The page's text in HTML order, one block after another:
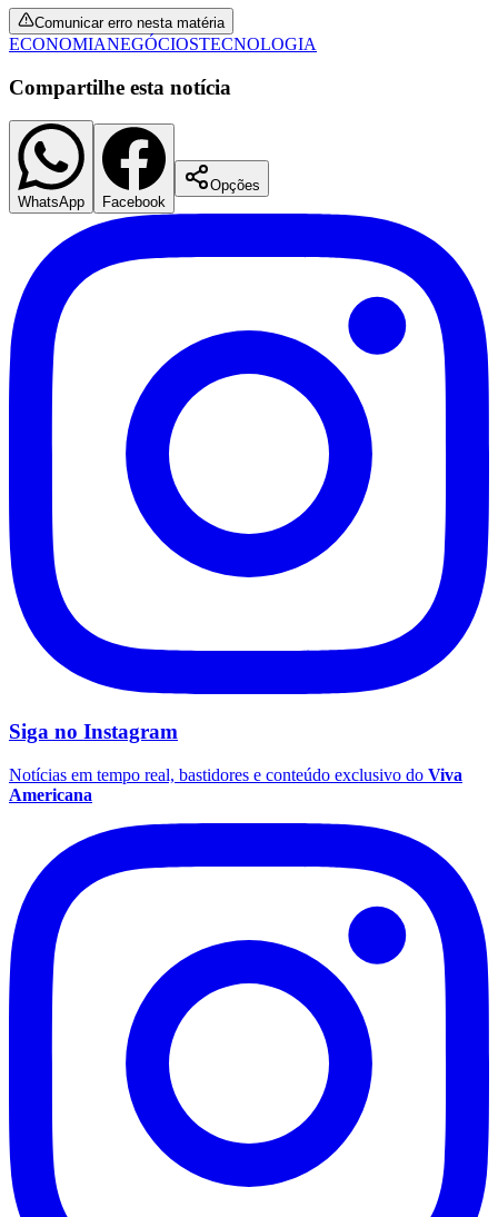
Botafogo
Comunicar erro nesta matéria
ECONOMIANEGÓCIOSTECNOLOGIA
Compartilhe esta notícia
WhatsApp Facebook
Opções
Siga no Instagram
Notícias em tempo real, bastidores e conteúdo exclusivo do Viva
Americana